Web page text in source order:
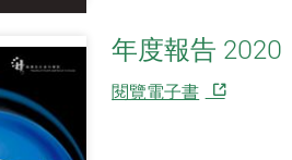
年度報告 2020
閱覽電子書